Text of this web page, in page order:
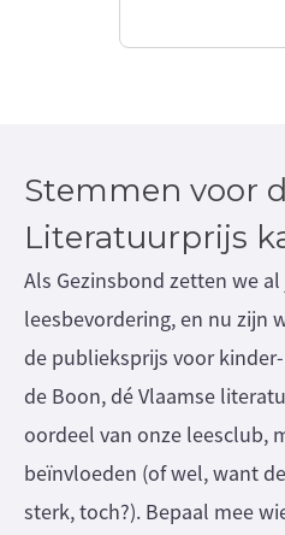
Stemmen voor
Literatuurprijs
Als Gezinsbond zetten we
leesbevordering, en nu zijn
de publieksprijs voor
de Boon, dé Vlaamse
oordeel van onze leesclub,
beïnvloeden (of wel, want
sterk, toch?). Bepaal mee